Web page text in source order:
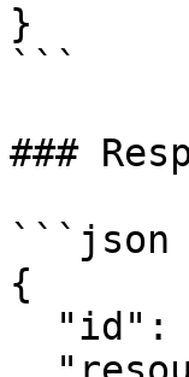
}
```
###
```json
{